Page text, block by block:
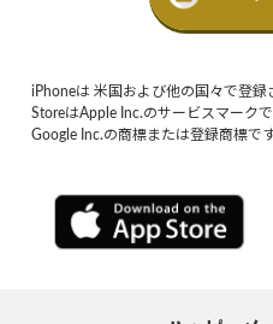
iPhoneは 米国および他の国々で登
StoreはApple Inc.のサービスマーク
Google Inc.の商標または登録商標です